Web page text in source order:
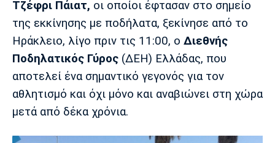
Conference League
Διεθνή
Euro
Εθνικές Ομάδες
Champions League
Κύπελλο
EuroCup
Basket League
Στίβος
Γυμναστική
Κολύμβηση
Χάντμπολ
Auto-Moto
Αυτοκίνητο
Formula 1
Μοτοσυκλέτα
Tech
Gaming
Gadgets
Plus
Θέατρο
Blogs
Παναιτωλικός Λαμία ΑΕΛ
Σμύρνης
Τζέφρι Πάιατ, οι οποίοι έφτασαν στο σημείο
της εκκίνησης με ποδήλατα, ξεκίνησε από το
Ηράκλειο, λίγο πριν τις 11:00, ο Διεθνής
Ποδηλατικός Γύρος (ΔΕΗ) Ελλάδας, που
αποτελεί ένα σημαντικό γεγονός για τον
αθλητισμό και όχι μόνο και αναβιώνει στη χώρα
μετά από δέκα χρόνια.